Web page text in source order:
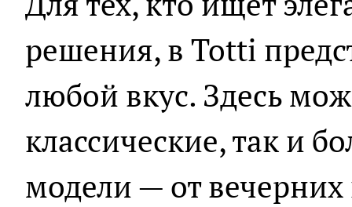
решения, в Totti
любой вкус. Здесь
классические, так и
модели — от вечерних